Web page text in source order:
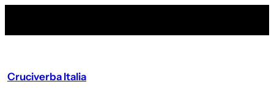
Cruciverba Italia